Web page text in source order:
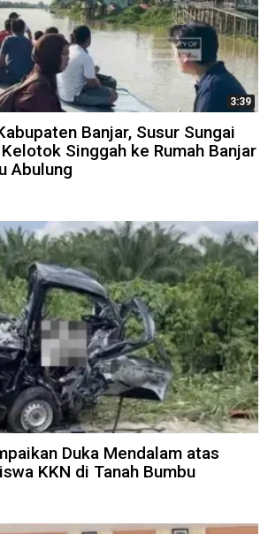
3:39
Banjar, Susur Sungai
Singgah ke Rumah Banjar
Abulung
Duka Mendalam atas
KKN di Tanah Bumbu